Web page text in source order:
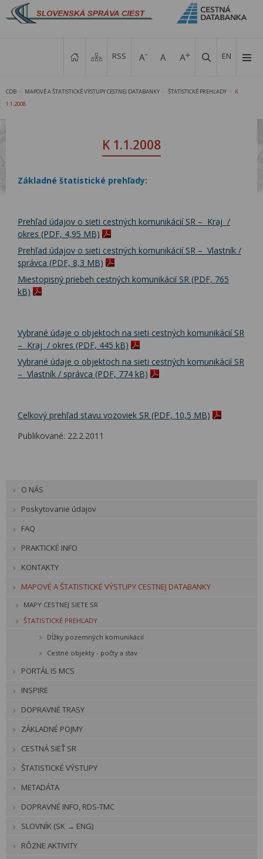
EN
RSS
CDB MAPOVÉ A ŠTATISTICKÉ VÝSTUPY CESTNEJ DATABANKY ŠTATISTICKÉ PREHĽADY
K
1.1.2008
K 1.1.2008
Základné štatistické prehľady:
Prehľad údajov o sieti cestných komunikácií SR – Kraj /
okres (PDF, 4,95 MB)
Prehľad údajov o sieti cestných komunikácií SR – Vlastník /
správca (PDF, 8,3 MB)
Miestopisný priebeh cestných komunikácií SR (PDF, 765
kB)
Vybrané údaje o objektoch na sieti cestných komunikácií SR
– Kraj / okres (PDF, 445 kB)
Vybrané údaje o objektoch na sieti cestných komunikácií SR
– Vlastník / správca (PDF, 774 kB)
Celkový prehľad stavu vozoviek SR (PDF, 10,5 MB)
Publikované: 22.2.2011
O NÁS
Poskytovanie údajov
FAQ
PRAKTICKÉ INFO
KONTAKTY
MAPOVÉ A ŠTATISTICKÉ VÝSTUPY CESTNEJ DATABANKY
MAPY CESTNEJ SIETE SR
ŠTATISTICKÉ PREHĽADY
Dĺžky pozemných komunikácií
Cestné objekty - počty a stav
PORTÁL IS MCS
INSPIRE
DOPRAVNÉ TRASY
ZÁKLADNÉ POJMY
CESTNÁ SIEŤ SR
ŠTATISTICKÉ VÝSTUPY
METADÁTA
DOPRAVNÉ INFO, RDS-TMC
SLOVNÍK (SK → ENG)
RÔZNE AKTIVITY